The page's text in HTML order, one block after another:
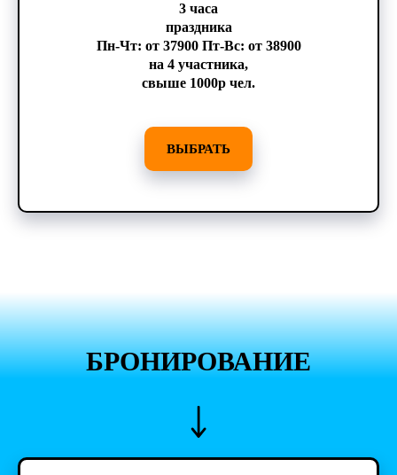
3 часа
праздника
Пн-Чт: от 37900 Пт-Вс: от 38900
на 4 участника,
свыше 1000р чел.
ВЫБРАТЬ
БРОНИРОВАНИЕ